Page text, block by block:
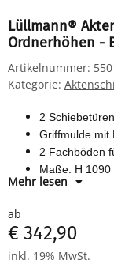
Lüllmann®
Ordnerhöhen -
Artikelnummer:
Kategorie:
2 Schiebetüren
Griffmulde mit
2 Fachböden
Maße: H 1090
Komplett
Mehr lesen
ab
€ 342,90
inkl. 19% MwSt.